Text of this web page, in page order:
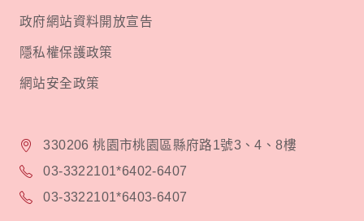
政府網站資料開放宣告
隱私權保護政策
網站安全政策
330206 桃園市桃園區縣府路1號3、4、8樓
03-3322101*6402-6407
03-3322101*6403-6407